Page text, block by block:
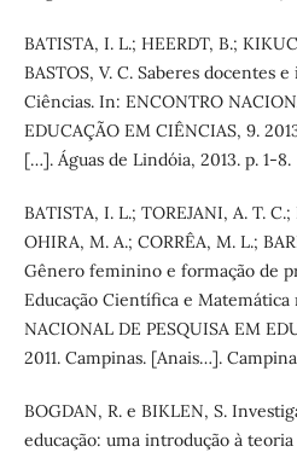
BATISTA, I. L.; HEERDT, B.;
BASTOS, V. C. Saberes docentes
Ciências. In: ENCONTRO
EDUCAÇÃO EM CIÊNCIAS, 9.
[…]. Águas de Lindóia, 2013. p. 1-8.
BATISTA, I. L.; TOREJANI, A. T.
OHIRA, M. A.; CORRÊA, M. L.;
Gênero feminino e formação de
Educação Científica e
NACIONAL DE PESQUISA EM
2011. Campinas. [Anais…].
BOGDAN, R. e BIKLEN, S.
educação: uma introdução à